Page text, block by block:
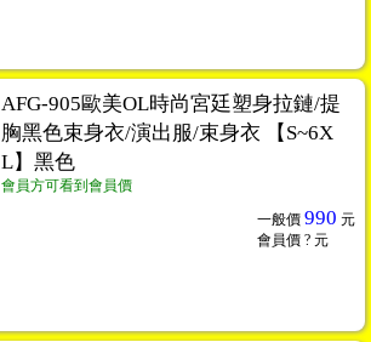
AFG-905歐美OL時尚宮廷塑身拉鏈/提
胸黑色束身衣/演出服/束身衣 【S~6X
L】黑色
會員方可看到會員價
一般價 990 元
會員價 ? 元